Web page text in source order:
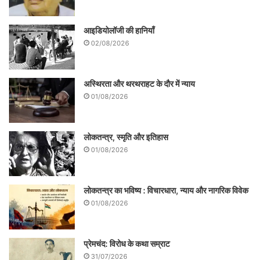
आइडियोलॉजी की हानियाँ
02/08/2026
अस्थिरता और थरथराहट के दौर में न्याय
01/08/2026
लोकतन्त्र, स्मृति और इतिहास
01/08/2026
लोकतन्त्र का भविष्य : विचारधारा, न्याय और नागरिक विवेक
01/08/2026
प्रेमचंद: विरोध के कथा सम्राट
31/07/2026